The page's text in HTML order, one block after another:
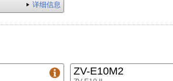
详细信息
ZV-E10M2